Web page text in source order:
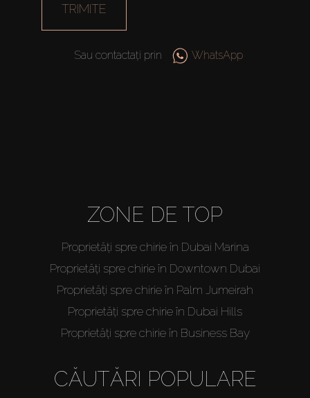
TRIMITE
Sau contactați prin WhatsApp
ZONE DE TOP
Proprietăți spre chirie în Dubai Marina
Proprietăți spre chirie în Downtown Dubai
Proprietăți spre chirie în Palm Jumeirah
Proprietăți spre chirie în Dubai Hills
Proprietăți spre chirie în Business Bay
CĂUTĂRI POPULARE